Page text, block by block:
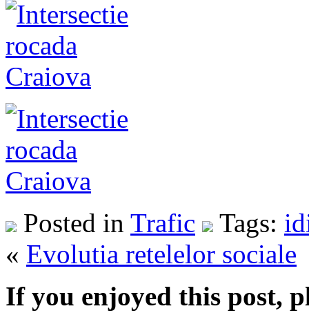
Posted in Trafic Tags:
« Evolutia retelelor sociale
If you enjoyed this post,